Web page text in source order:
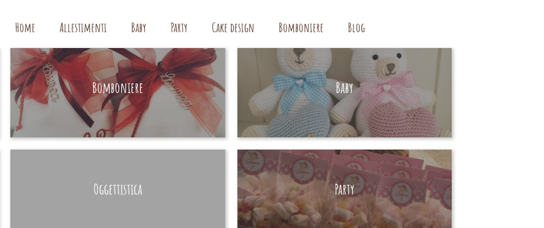
Home Allestimenti Baby Party Cake design Bomboniere Blog
Bomboniere
HAND MADE
Baby
HAND MADE
Oggettistica Party